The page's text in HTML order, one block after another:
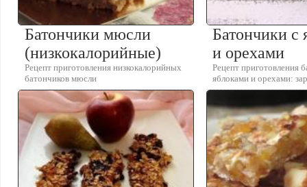
Батончики мюсли
(низкокалорийные)
Рецепт приготовления низкокалорийных
батончиков мюсли
Батончики с
и орехами
Рецепт приготовления
яблоками и орехами: